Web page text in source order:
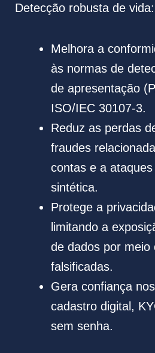
Detecção robusta de vida:
Melhora a
às normas de
de apresentação
ISO/IEC 30107-3.
Reduz as perdas
fraudes
contas e a
sintética.
Protege a
limitando a
de dados por meio
falsificadas.
Gera confiança
cadastro digital,
sem senha.